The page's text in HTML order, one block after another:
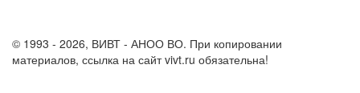
© 1993 - 2026, ВИВТ - АНОО ВО. При копировании
материалов, ссылка на сайт vivt.ru обязательна!